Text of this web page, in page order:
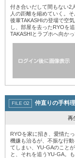
付き合いだして間もない2
人の距離を縮めていく。
後輩TAKASHIの登場で空
し、部屋を去ったRYOを
TAKASHIとラブホへ向か
仲直りの手料
再
RYOを家に招き、愛情た
機嫌も治るが、不振な行
てしまい、YU-GAのこと
と、それを追うYU-GA。